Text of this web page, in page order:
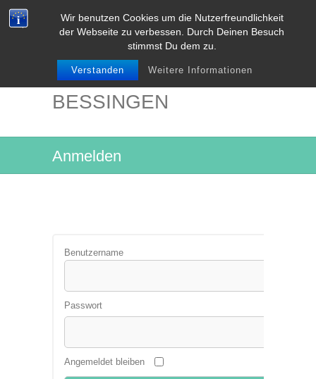
Wir benutzen Cookies um die Nutzerfreundlichkeit
der Webseite zu verbessen. Durch Deinen Besuch
stimmst Du dem zu.
Verstanden Weitere Informationen
NIEDER-
BESSINGEN
Anmelden
Benutzername
Passwort
Angemeldet bleiben